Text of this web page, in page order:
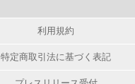
利用規約
特定商取引法に基づく表記